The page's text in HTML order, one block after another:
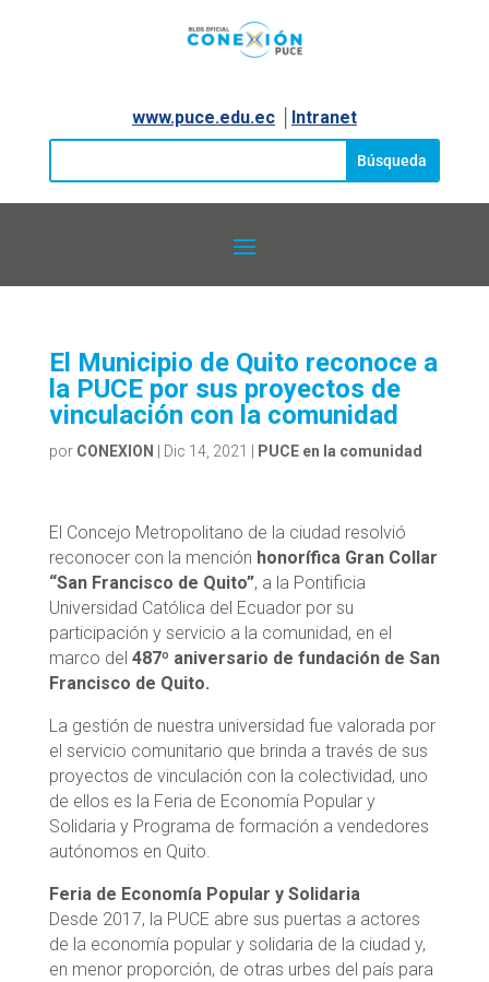
www.puce.edu.ec│ Intranet
El Municipio de Quito reconoce a
la PUCE por sus proyectos de
vinculación con la comunidad
por CONEXION Dic 14, 2021 PUCE en la comunidad
El Concejo Metropolitano de la ciudad resolvió
reconocer con la mención honorífica Gran Collar
“San Francisco de Quito”, a la Pontificia
Universidad Católica del Ecuador por su
participación y servicio a la comunidad, en el
marco del 487º aniversario de fundación de San
Francisco de Quito.
La gestión de nuestra universidad fue valorada por
el servicio comunitario que brinda a través de sus
proyectos de vinculación con la colectividad, uno
de ellos es la Feria de Economía Popular y
Solidaria y Programa de formación a vendedores
autónomos en Quito.
Feria de Economía Popular y Solidaria
Desde 2017, la PUCE abre sus puertas a actores
de la economía popular y solidaria de la ciudad y,
en menor proporción, de otras urbes del país para